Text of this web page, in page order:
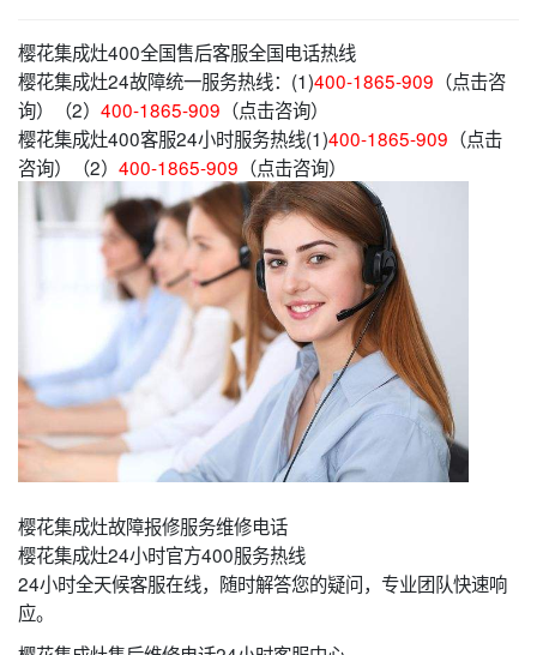
樱花集成灶400全国售后客服全国电话热线
樱花集成灶24故障统一服务热线：(1)400-1865-909 （点击咨
询）（2） 400-1865-909 （点击咨询）
樱花集成灶400客服24小时服务热线(1)400-1865-909 （点击
咨询）（2） 400-1865-909 （点击咨询）
樱花集成灶故障报修服务维修电话
樱花集成灶24小时官方400服务热线
24小时全天候客服在线，随时解答您的疑问，专业团队快速响
应。